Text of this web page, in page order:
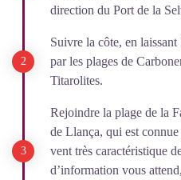
direction du Port de la
Suivre la côte, en laissant
par les plages de
Titarolites.
Rejoindre la plage de la
de Llança, qui est
vent très caractéristique
d’information vous